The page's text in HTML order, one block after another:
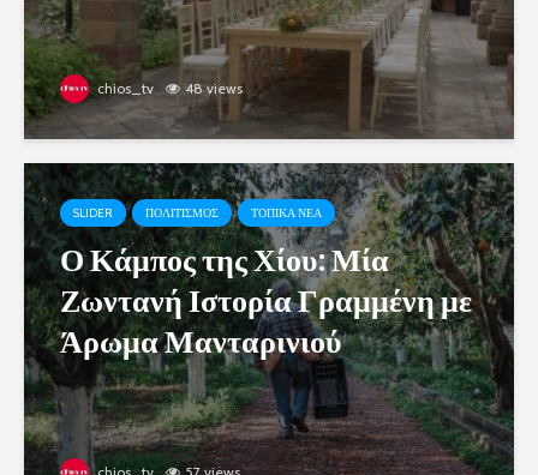
chios_tv 48 views
SLIDER ΠΟΛΙΤΙΣΜΟΣ ΤΟΠΙΚΑ ΝΕΑ
Ο Κάμπος της Χίου: Μία
Ζωντανή Ιστορία Γραμμένη με
Άρωμα Μανταρινιού